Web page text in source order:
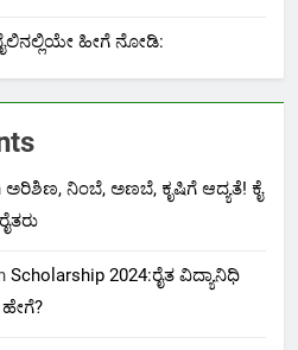
ಹೀಗೆ ನೋಡಿ:
ಅರಿಶಿಣ, ನಿಂಬೆ, ಅಣಬೆ, ಕೃಷಿಗೆ ಆದ್ಯತೆ! ಕೈ
Scholarship 2024:ರೈತ ವಿದ್ಯಾನಿಧಿ